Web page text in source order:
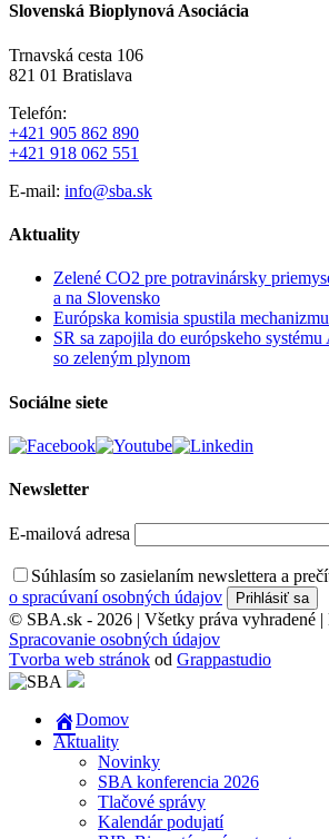
Slovenská Bioplynová Asociácia
Trnavská cesta 106
821 01 Bratislava
Telefón:
+421 905 862 890
+421 918 062 551
E-mail: info@sba.sk
Aktuality
Zelené CO2 pre potravinársky
a na Slovensko
Európska komisia spustila
SR sa zapojila do európskeho
so zeleným plynom
Sociálne siete
Newsletter
E-mailová adresa
Súhlasím so zasielaním newslettera a
o spracúvaní osobných údajov
© SBA.sk - 2026 | Všetky práva vyhradené |
Spracovanie osobných údajov
Tvorba web stránok od Grappastudio
Domov
Aktuality
Novinky
SBA konferencia 2026
Tlačové správy
Kalendár podujatí